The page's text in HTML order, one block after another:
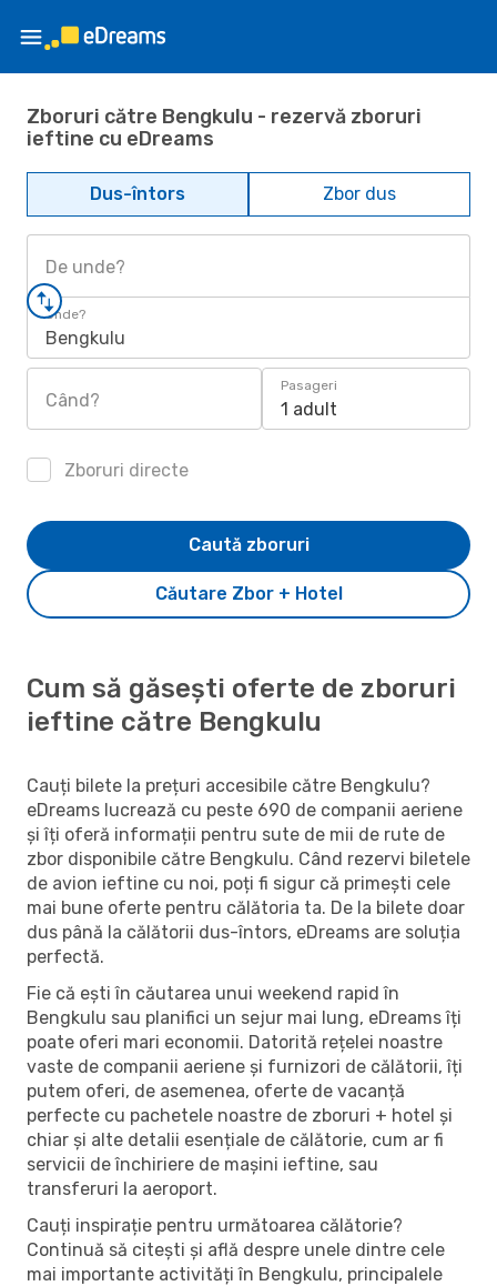
Zboruri către Bengkulu - rezervă zboruri
ieftine cu eDreams
Dus-întors Zbor dus
De unde?
Unde?
Bengkulu
Când?
Pasageri
1 adult
Zboruri directe
Căutare Zbor + Hotel
Caută zboruri
Cum să găsești oferte de zboruri
ieftine către Bengkulu
Cauți bilete la prețuri accesibile către Bengkulu?
eDreams lucrează cu peste 690 de companii aeriene
și îți oferă informații pentru sute de mii de rute de
zbor disponibile către Bengkulu. Când rezervi biletele
de avion ieftine cu noi, poți fi sigur că primești cele
mai bune oferte pentru călătoria ta. De la bilete doar
dus până la călătorii dus-întors, eDreams are soluția
perfectă.
Fie că ești în căutarea unui weekend rapid în
Bengkulu sau planifici un sejur mai lung, eDreams îți
poate oferi mari economii. Datorită rețelei noastre
vaste de companii aeriene și furnizori de călătorii, îți
putem oferi, de asemenea, oferte de vacanță
perfecte cu pachetele noastre de zboruri + hotel și
chiar și alte detalii esențiale de călătorie, cum ar fi
servicii de închiriere de mașini ieftine, sau
transferuri la aeroport.
Cauți inspirație pentru următoarea călătorie?
Continuă să citești și află despre unele dintre cele
mai importante activități în Bengkulu, principalele